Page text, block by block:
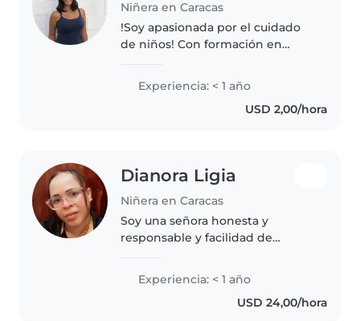
Niñera en Caracas
!Soy apasionada por el cuidado
de niños! Con formación en
trabajando con pequeños
aventureros. Me encanta leer,
cantar y ayudar con tareas
Experiencia: < 1 año
USD 2,00/hora
Dianora Ligia
Niñera en Caracas
Soy una señora honesta y
responsable y facilidad de
disponible y dispuesta a trabajar
y ayudar en lo que sea necesario
Experiencia: < 1 año
USD 24,00/hora